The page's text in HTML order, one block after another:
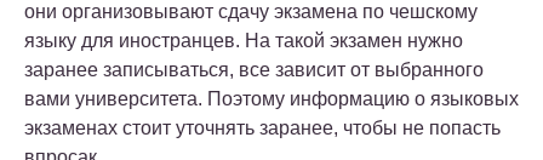
они организовывают сдачу экзамена по чешскому
языку для иностранцев. На такой экзамен нужно
заранее записываться, все зависит от выбранного
вами университета. Поэтому информацию о языковых
экзаменах стоит уточнять заранее, чтобы не попасть